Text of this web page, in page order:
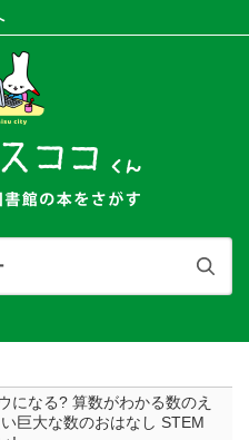
になる? 算数がわかる数のえ
巨大な数のおはなし STEM